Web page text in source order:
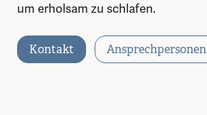
um erholsam zu schlafen.
Kontakt Ansprechpersonen